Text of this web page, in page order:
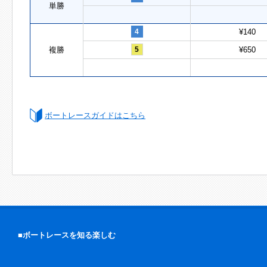
単勝
複勝
4 ¥140
5 ¥650
ボートレースガイドはこちら
■ボートレースを知る楽しむ